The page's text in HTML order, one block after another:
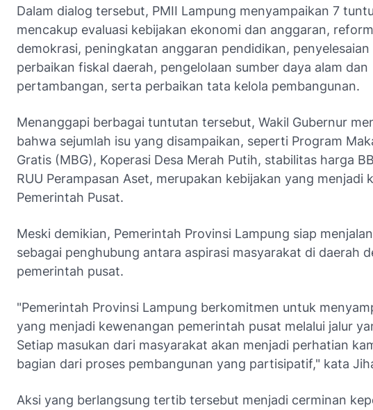
Dalam dialog tersebut, PMII Lampung menyampaikan 7
mencakup evaluasi kebijakan ekonomi dan anggaran,
demokrasi, peningkatan anggaran pendidikan,
perbaikan fiskal daerah, pengelolaan sumber daya alam dan
pertambangan, serta perbaikan tata kelola pembangunan.
Menanggapi berbagai tuntutan tersebut, Wakil Gubernur
bahwa sejumlah isu yang disampaikan, seperti Program
Gratis (MBG), Koperasi Desa Merah Putih, stabilitas harga
RUU Perampasan Aset, merupakan kebijakan yang menjadi
Pemerintah Pusat.
Meski demikian, Pemerintah Provinsi Lampung siap
sebagai penghubung antara aspirasi masyarakat di daerah
pemerintah pusat.
"Pemerintah Provinsi Lampung berkomitmen untuk
yang menjadi kewenangan pemerintah pusat melalui jalur
Setiap masukan dari masyarakat akan menjadi perhatian
bagian dari proses pembangunan yang partisipatif," kata
Aksi yang berlangsung tertib tersebut menjadi cerminan